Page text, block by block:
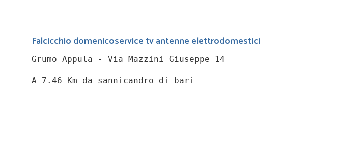
Falcicchio domenicoservice tv antenne elettrodomestici
Grumo Appula - Via Mazzini Giuseppe 14
A 7.46 Km da sannicandro di bari